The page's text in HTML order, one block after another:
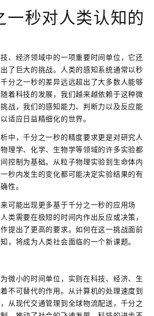
一秒对人类认知的
、经济领域中的一项重要时间单位，它还
了巨大的挑战。人类的感知系统通常以秒
分之一秒的差异远远超出了大多数人能够
着科技的发展，我们越来越依赖于这种微
战，我们的感知能力、判断力以及反应能
适应日益精细化的世界。
中，千分之一秒的精度要求更是对研究人
理学、化学、生物学等领域的许多实验都
控制为基础。从粒子物理实验到生命体内
秒内发生的变化都可能决定实验结果的有
性。
可能出现更多基于千分之一秒的应用场
类需要在极短的时间内作出反应或决策，
提出了更高的要求。如何在这一挑战面前
，将成为人类社会面临的一个新课题。
微小的时间单位，实则在科技、经济、生
不可替代的作用。从计算机的处理速度到
从现代交通管理到全球物流配送，千分之